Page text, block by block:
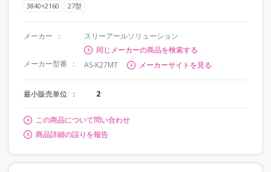
3840×2160 27型
メーカー
スリーアールソリューション
同じメーカーの商品を検索する
メーカー型番
AS-K27MT メーカーサイトを見る
最小販売単位 2
この商品について問い合わせ
商品詳細の誤りを報告